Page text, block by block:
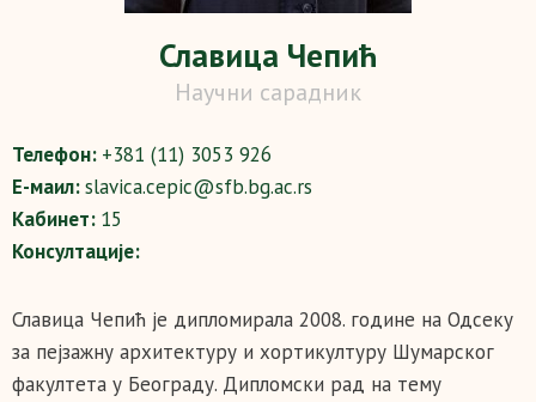
Славица Чепић
Научни сарадник
Телефон: +381 (11) 3053 926
Е-маил:slavica.cepic@sfb.bg.ac.rs
Кабинет: 15
Консултације:
Славица Чепић је дипломирала 2008. године на Одсеку
за пејзажну архитектуру и хортикултуру Шумарског
факултета у Београду. Дипломски рад на тему